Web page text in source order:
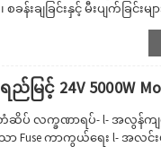
စခန်းချခြင်းနှင့် မီးပျက်ခ
မြင့် 24V 5000W
အမှတ်တံဆိပ် လက္ခဏာရပ်- l-
Fuse ကာကွယ်ရေး l- အလင်